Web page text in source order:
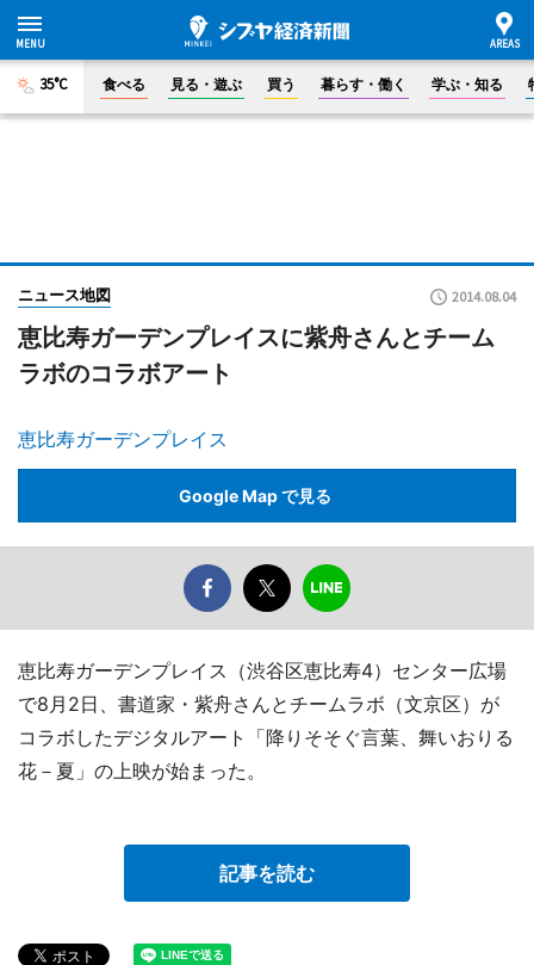
35°C 食べる 見る・遊ぶ 買う 暮らす・働く 学ぶ・知る
ニュース地図 2014.08.04
恵比寿ガーデンプレイスに紫舟さんとチーム
ラボのコラボアート
恵比寿ガーデンプレイス
Google Map で見る
恵比寿ガーデンプレイス（渋谷区恵比寿4）センター広場
で8月2日、書道家・紫舟さんとチームラボ（文京区）が
コラボしたデジタルアート「降りそそぐ言葉、舞いおりる
花－夏」の上映が始まった。
記事を読む